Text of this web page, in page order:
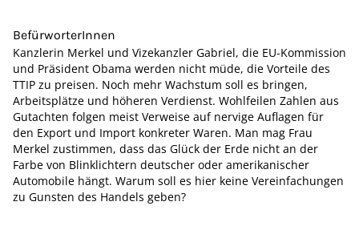
BefürworterInnen
Kanzlerin Merkel und Vizekanzler Gabriel, die EU-Kommission
und Präsident Obama werden nicht müde, die Vorteile des
TTIP zu preisen. Noch mehr Wachstum soll es bringen,
Arbeitsplätze und höheren Verdienst. Wohlfeilen Zahlen aus
Gutachten folgen meist Verweise auf nervige Auflagen für
den Export und Import konkreter Waren. Man mag Frau
Merkel zustimmen, dass das Glück der Erde nicht an der
Farbe von Blinklichtern deutscher oder amerikanischer
Automobile hängt. Warum soll es hier keine Vereinfachungen
zu Gunsten des Handels geben?